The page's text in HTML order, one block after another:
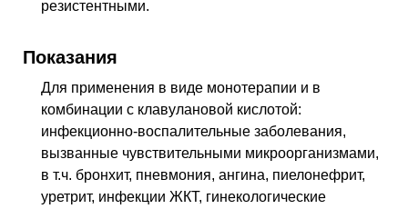
резистентными.
Показания
Для применения в виде монотерапии и в
комбинации с клавулановой кислотой:
инфекционно-воспалительные заболевания,
вызванные чувствительными микроорганизмами,
в т.ч. бронхит, пневмония, ангина, пиелонефрит,
уретрит, инфекции ЖКТ, гинекологические